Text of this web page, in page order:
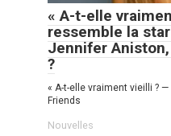
« A-t-elle
ressemble la
Jennifer
?
« A-t-elle vraiment vieilli ?
Friends
Nouvelles